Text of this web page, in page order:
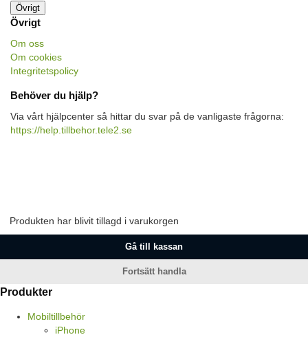
Övrigt
Övrigt
Om oss
Om cookies
Integritetspolicy
Behöver du hjälp?
Via vårt hjälpcenter så hittar du svar på de vanligaste frågorna:
https://help.tillbehor.tele2.se
Produkten har blivit tillagd i varukorgen
Gå till kassan
Fortsätt handla
Produkter
Mobiltillbehör
iPhone